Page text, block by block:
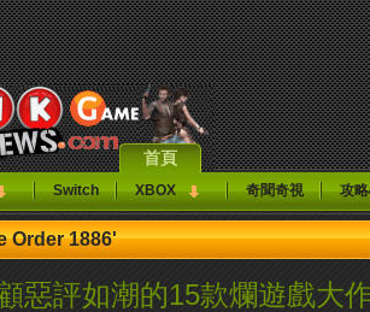
首頁
Switch XBOX 奇聞奇視 攻
Order 1886'
惡評如潮的15款爛遊戲大